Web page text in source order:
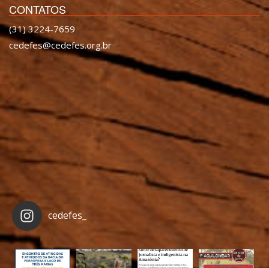
CONTATOS
(31) 3224-7659
cedefes@cedefes.org.br
cedefes_